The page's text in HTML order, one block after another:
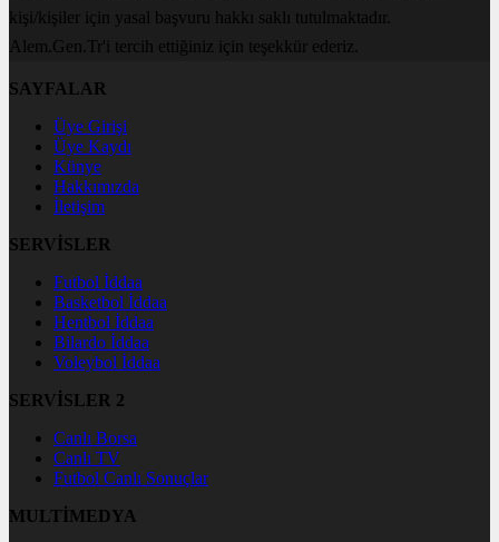
kişi/kişiler için yasal başvuru hakkı saklı tutulmaktadır.
Alem.Gen.Tr'i tercih ettiğiniz için teşekkür ederiz.
SAYFALAR
Üye Girişi
Üye Kaydı
Künye
Hakkımızda
İletişim
SERVİSLER
Futbol İddaa
Basketbol İddaa
Hentbol İddaa
Bilardo İddaa
Voleybol İddaa
SERVİSLER 2
Canlı Borsa
Canlı TV
Futbol Canlı Sonuçlar
MULTİMEDYA